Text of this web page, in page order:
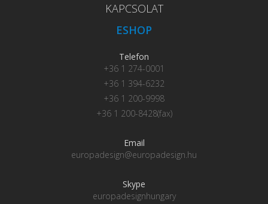
KAPCSOLAT
ESHOP
Telefon
+36 1 274-0001
+36 1 394-6232
+36 1 200-9998
+36 1 200-8428(fax)
Email
europadesign@europadesign.hu
Skype
europadesignhungary